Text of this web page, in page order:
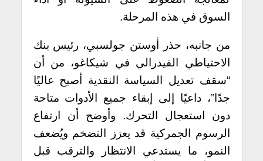
السوق في هذه المرحلة.
من جانبه، حذر أوستن جولسبي، رئيس بنك
الاحتياطي الفيدرالي في شيكاغو، من أن
“سقف تعديل السياسة النقدية أصبح عاليًا
جدًا”، داعيًا إلى إبقاء جميع الأدوات متاحة
دون استعجال التحرك. وأوضح أن ارتفاع
الرسوم الجمركية قد يعزز التضخم ويُضعف
النمو، ما يستدعي الانتظار والترقب قبل